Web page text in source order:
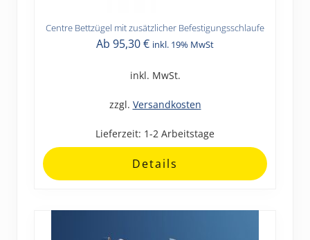
Centre Bettzügel mit zusätzlicher Befestigungsschlaufe
Ab 95,30€ inkl. 19% MwSt
inkl. MwSt.
zzgl. Versandkosten
Lieferzeit: 1-2 Arbeitstage
Details
Dieses
Optionen
können
der